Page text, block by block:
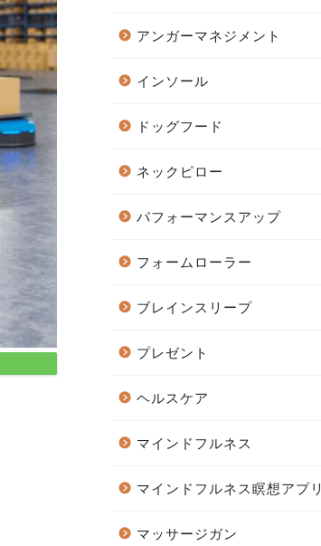
アンガーマネジメント
インソール
ドッグフード
ネックピロー
パフォーマンスアップ
フォームローラー
ブレインスリープ
プレゼント
ヘルスケア
マインドフルネス
マインドフルネス瞑想アプリ
マッサージガン